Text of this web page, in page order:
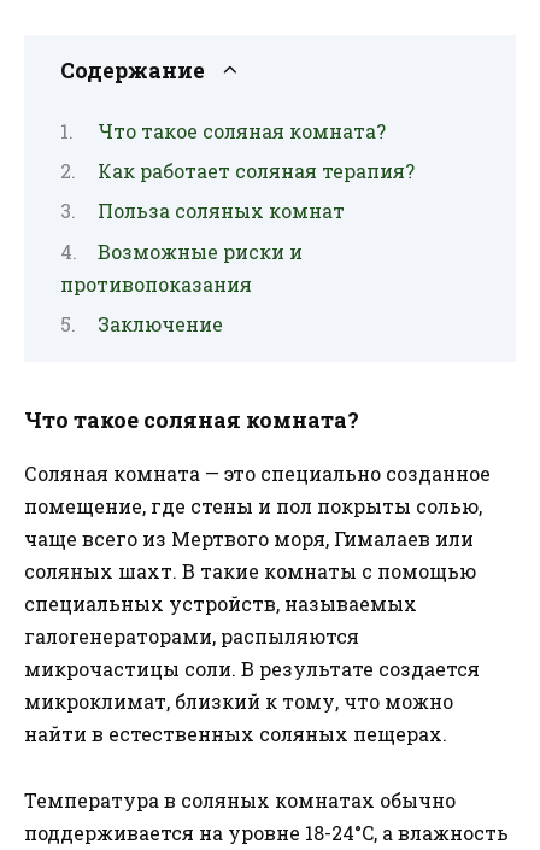
Содержание
Что такое соляная комната?
Как работает соляная терапия?
Польза соляных комнат
Возможные риски и
противопоказания
Заключение
Что такое соляная комната?
Соляная комната — это специально созданное
помещение, где стены и пол покрыты солью,
чаще всего из Мертвого моря, Гималаев или
соляных шахт. В такие комнаты с помощью
специальных устройств, называемых
галогенераторами, распыляются
микрочастицы соли. В результате создается
микроклимат, близкий к тому, что можно
найти в естественных соляных пещерах.
Температура в соляных комнатах обычно
поддерживается на уровне 18-24°C, а влажность